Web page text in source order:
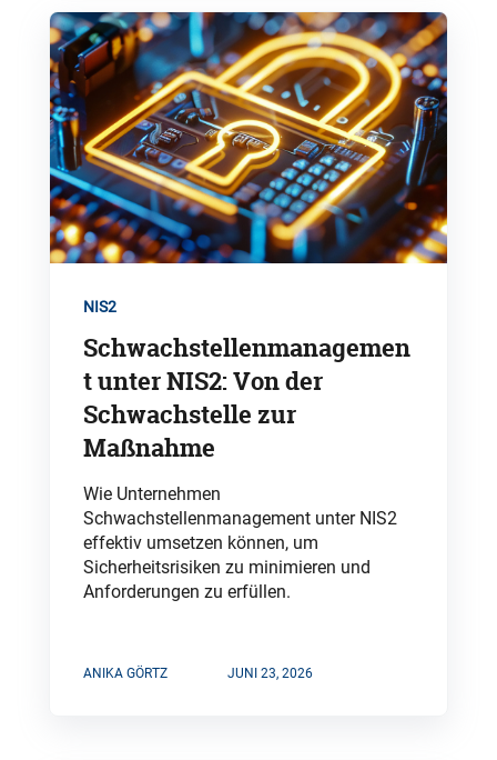
NIS2
Schwachstellenmanagemen
t unter NIS2: Von der
Schwachstelle zur
Maßnahme
Wie Unternehmen
Schwachstellenmanagement unter NIS2
effektiv umsetzen können, um
Sicherheitsrisiken zu minimieren und
Anforderungen zu erfüllen.
ANIKA GÖRTZ JUNI 23, 2026